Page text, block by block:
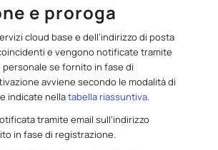
e proroga
cloud base e dell’indirizzo di posta
e vengono notificate tramite
personale se fornito in fase di
avviene secondo le modalità di
indicate nellatabella riassuntiva.
tramite email sull’indirizzo
in fase di registrazione.